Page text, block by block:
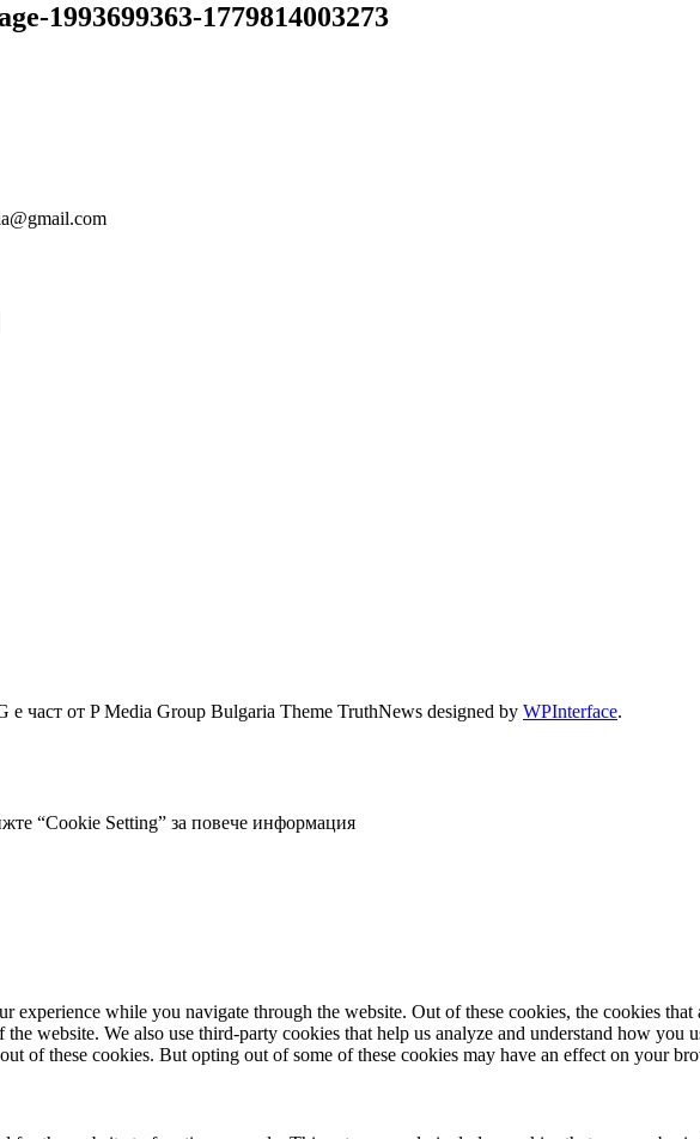
1993699363-1779814003273
част от P Media Group Bulgaria Theme TruthNews designed by WPInterface.
“Cookie Setting” за повече информация
experience while you navigate through the website. Out of these cookies, the cookies that
website. We also use third-party cookies that help us analyze and understand how
of these cookies. But opting out of some of these cookies may have an effect on your